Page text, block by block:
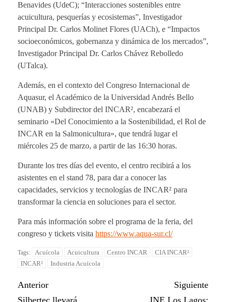
Benavides (UdeC); “Interacciones sostenibles entre
acuicultura, pesquerías y ecosistemas”, Investigador
Principal Dr. Carlos Molinet Flores (UACh), e “Impactos
socioeconómicos, gobernanza y dinámica de los mercados”,
Investigador Principal Dr. Carlos Chávez Rebolledo
(UTalca).
Además, en el contexto del Congreso Internacional de
Aquasur, el Académico de la Universidad Andrés Bello
(UNAB) y Subdirector del INCAR², encabezará el
seminario «Del Conocimiento a la Sostenibilidad, el Rol de
INCAR en la Salmonicultura», que tendrá lugar el
miércoles 25 de marzo, a partir de las 16:30 horas.
Durante los tres días del evento, el centro recibirá a los
asistentes en el stand 78, para dar a conocer las
capacidades, servicios y tecnologías de INCAR² para
transformar la ciencia en soluciones para el sector.
Para más información sobre el programa de la feria, del
congreso y tickets visita https://www.aqua-sur.cl/
Tags: Acuícola Acuicultura Centro INCAR
CIA INCAR²
INCAR²
Industria Acuícola
Anterior
Siguiente